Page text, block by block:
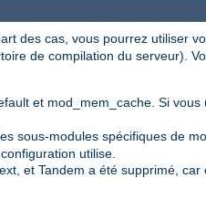
des cas, vous pourrez utiliser
de compilation du serveur).
et mod_mem_cache. Si vous
sous-modules spécifiques de
utilise.
et Tandem a été supprimé,